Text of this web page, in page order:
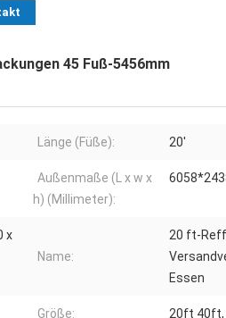
45 Fuß-5456mm
Länge (Füße): 20'
Außenmaße (L x w x
h) (Millimeter):
x
Name:
20 ft-
Essen
Größe: 20ft 40ft,